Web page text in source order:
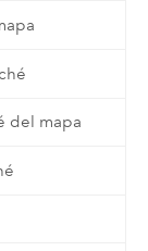
del mapa